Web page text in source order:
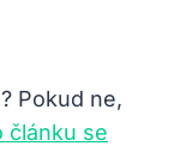
Pokud ne,
článku se